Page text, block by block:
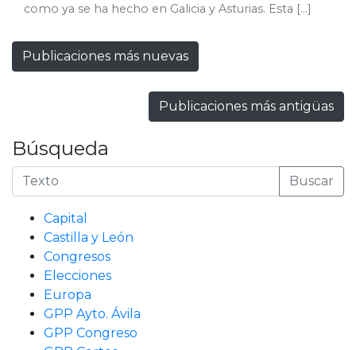
como ya se ha hecho en Galicia y Asturias. Esta […]
Publicaciones más nuevas
Publicaciones más antigüas
Búsqueda
Buscar
Capital
Castilla y León
Congresos
Elecciones
Europa
GPP Ayto. Ávila
GPP Congreso